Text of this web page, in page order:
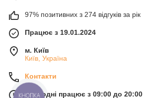
97% позитивних з 274 відгуків за рік
Працює з 19.01.2024
м. Київ
Київ, Україна
Контакти
Сьогодні працює з 09:00 до 20:00
КНОПКА